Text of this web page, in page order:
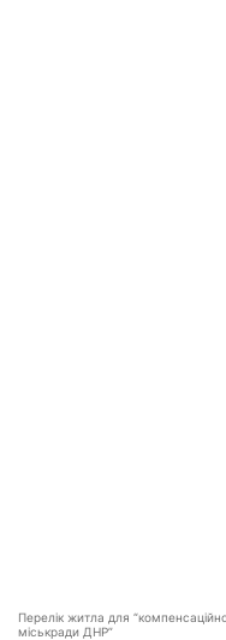
Перелік житла для
міськради ДНР”